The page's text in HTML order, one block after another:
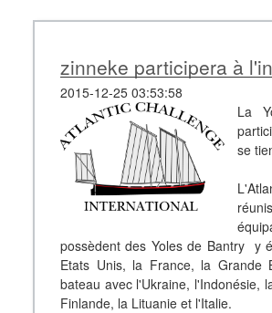
Zinneke Brussels a également
embarcations en bois à Bruxelles.
Les 64 sorties du bateau ont
varié.
L'association désire acquérir ou
l'offre récréative nautique à
Pour télécharger le rapport
zinneke participera à
2015-12-25 03:53:58
La
se
possèdent des Yoles de Bantry y
Etats Unis, la France, la Grande
bateau avec l'Ukraine, l'Indonésie,
Finlande, la Lituanie et l'Italie.